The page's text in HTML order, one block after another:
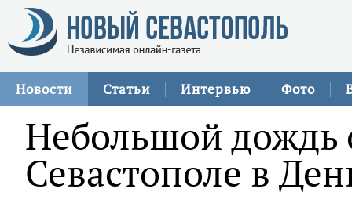
Новости Статьи Интервью Фото
Небольшой дождь
Севастополе в